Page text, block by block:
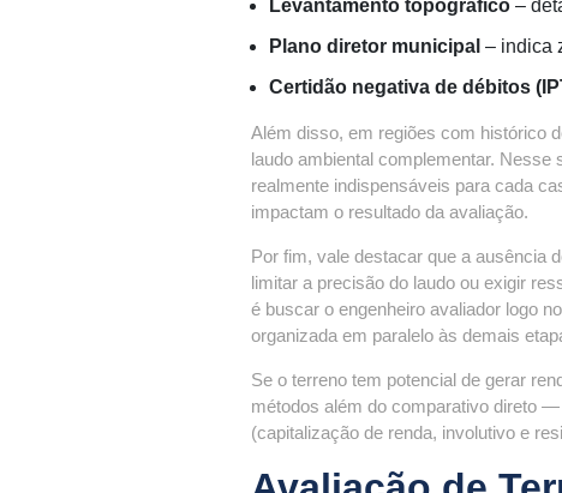
Levantamento topográfico –
Plano diretor municipal – indica
Certidão negativa de débitos
Além disso, em regiões com histórico
laudo ambiental complementar. Nesse
realmente indispensáveis para cada
impactam o resultado da avaliação.
Por fim, vale destacar que a ausência
limitar a precisão do laudo ou exigir
é buscar o engenheiro avaliador logo
organizada em paralelo às demais
Se o terreno tem potencial de gerar
métodos além do comparativo direto
(capitalização de renda, involutivo e